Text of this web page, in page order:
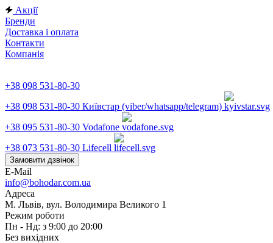
Акції
Бренди
Доставка і оплата
Контакти
Компанія
+38 098 531-80-30
+38 098 531-80-30 Київстар (viber/whatsapp/telegram)
+38 095 531-80-30 Vodafone
+38 073 531-80-30 Lifecell
Замовити дзвінок
E-Mail
info@bohodar.com.ua
Адреса
М. Львів, вул. Володимира Великого 1
Режим роботи
Пн - Нд: з 9:00 до 20:00
Без вихідних